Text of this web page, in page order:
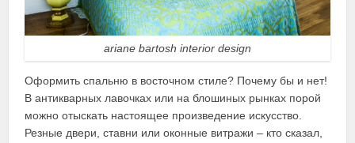
ariane bartosh interior design
Оформить спальню в восточном стиле? Почему бы и нет!
В антикварных лавочках или на блошиных рынках порой
можно отыскать настоящее произведение искусство.
Резные двери, ставни или оконные витражи – кто сказал,